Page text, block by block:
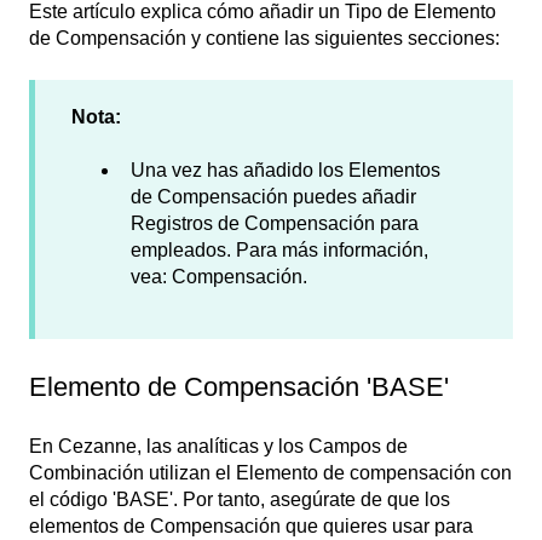
Este artículo explica cómo añadir un Tipo de Elemento
de Compensación y contiene las siguientes secciones:
Nota:
Una vez has añadido los Elementos
de Compensación puedes añadir
Registros de Compensación para
empleados. Para más información,
vea: Compensación.
Elemento de Compensación 'BASE'
En Cezanne, las analíticas y los Campos de
Combinación utilizan el Elemento de compensación con
el código 'BASE'. Por tanto, asegúrate de que los
elementos de Compensación que quieres usar para